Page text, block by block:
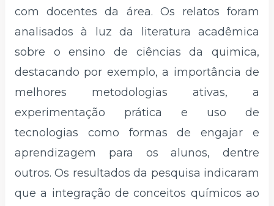
com docentes da área. Os relatos foram
analisados à luz da literatura acadêmica
sobre o ensino de ciências da quimica,
destacando por exemplo, a importância de
melhores metodologias ativas, a
experimentação prática e uso de
tecnologias como formas de engajar e
aprendizagem para os alunos, dentre
outros. Os resultados da pesquisa indicaram
que a integração de conceitos químicos ao